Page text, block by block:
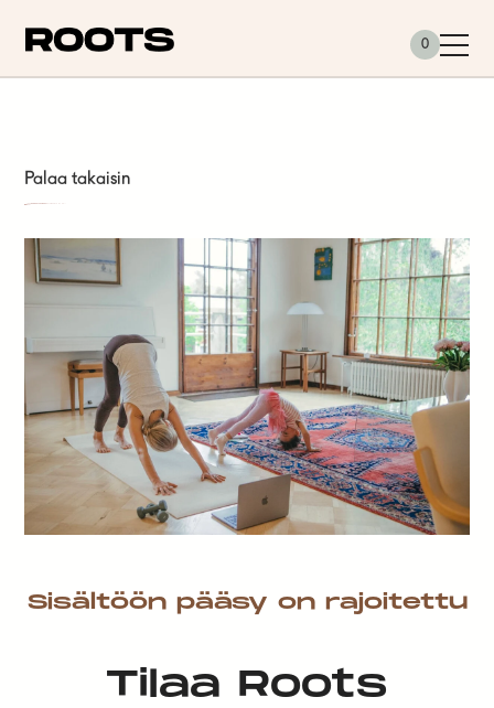
0
Palaa takaisin
Sisältöön pääsy on rajoitettu
Tilaa Roots